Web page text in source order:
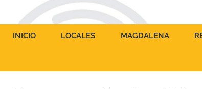
INICIO LOCALES MAGDALENA